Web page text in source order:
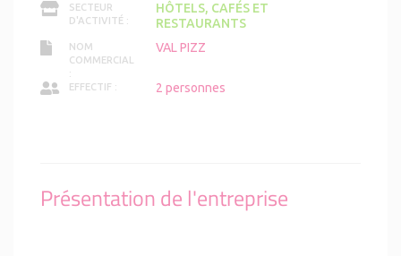
SECTEUR
D'ACTIVITÉ :
HÔTELS, CAFÉS ET
RESTAURANTS
NOM
COMMERCIAL
:
VAL PIZZ
EFFECTIF : 2 personnes
Présentation de l'entreprise